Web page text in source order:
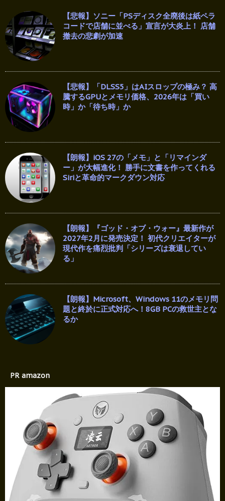
【悲報】ソニー「PSディスク全廃後は紙ペラ
コードで店舗に並べる」宣言が大炎上！ 店舗
撤去の悲劇が加速
【悲報】「DLSS5」はAIスロップの極み？ 高
騰するGPUとメモリ価格、2026年は「買い
時」か「待ち時」か
【朗報】iOS 27の「メモ」と「リマインダ
ー」が大幅進化！ 勝手に文書を作ってくれる
Siriと革命的マークダウン対応
【朗報】『ゴッド・オブ・ウォー』最新作が
2027年2月に発売決定！ 初代クリエイターが
現代作を痛烈批判「シリーズは衰退してい
る」
【朗報】Microsoft、Windows 11のメモリ問
題と終於に正式対応へ！8GB PCの救世主とな
るか
PR amazon